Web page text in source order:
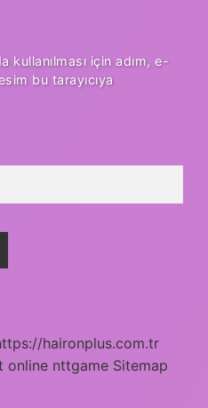
kullanılması için adım, e-
bu tarayıcıya
haironplus.com.tr
online nttgame Sitemap